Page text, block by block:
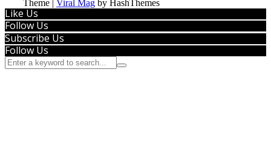
Theme | Viral Mag by HashThemes
Like Us
Follow Us
Subscribe Us
Follow Us